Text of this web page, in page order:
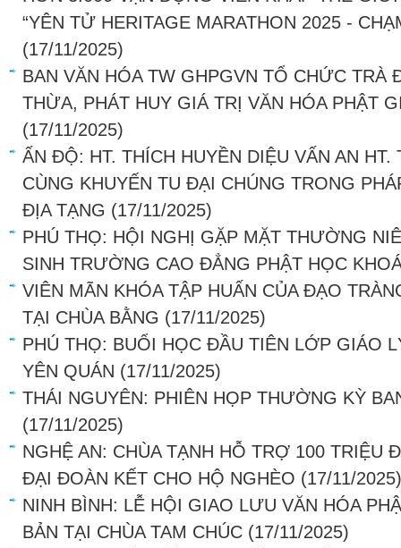
“YÊN TỬ HERITAGE MARATHON 2025 -
(17/11/2025)
BAN VĂN HÓA TW GHPGVN TỔ CHỨC TRÀ
THỪA, PHÁT HUY GIÁ TRỊ VĂN HÓA PHẬT
(17/11/2025)
ẤN ĐỘ: HT. THÍCH HUYỀN DIỆU VẤN AN HT.
CÙNG KHUYẾN TU ĐẠI CHÚNG TRONG
ĐỊA TẠNG (17/11/2025)
PHÚ THỌ: HỘI NGHỊ GẶP MẶT THƯỜNG
SINH TRƯỜNG CAO ĐẲNG PHẬT HỌC
VIÊN MÃN KHÓA TẬP HUẤN CỦA ĐẠO
TẠI CHÙA BẰNG (17/11/2025)
PHÚ THỌ: BUỔI HỌC ĐẦU TIÊN LỚP GIÁO
YÊN QUÁN (17/11/2025)
THÁI NGUYÊN: PHIÊN HỌP THƯỜNG KỲ
(17/11/2025)
NGHỆ AN: CHÙA TẠNH HỖ TRỢ 100 TRIỆU
ĐẠI ĐOÀN KẾT CHO HỘ NGHÈO (17/11/2025)
NINH BÌNH: LỄ HỘI GIAO LƯU VĂN HÓA
BẢN TẠI CHÙA TAM CHÚC (17/11/2025)